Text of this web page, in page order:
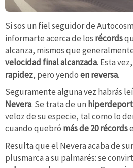
Si sos un fiel seguidor de
informarte acerca de los récords
alcanza, mismos que
velocidad final alcanzada. Esta
rapidez, pero yendoen reversa.
Seguramente alguna vez habrás
Nevera. Se trata de un
veloz de su especie, tal como lo
cuando quebró más de 20 récords
Resulta que el Nevera acaba de
plusmarca a su palmarés: se